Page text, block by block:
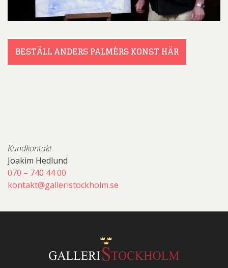
BESTÄLL ANDERS PALMÉRS KONST HÄR
Kundkontakt
Joakim Hedlund
070 – 740 44 00
kontakt@galleristockholm.se